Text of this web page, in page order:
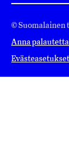
© Suomalainen
Anna palautetta
Evästeasetukset